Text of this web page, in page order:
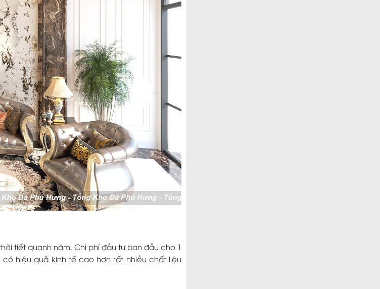
tiết quanh năm. Chi phí đầu tư ban đầu cho 1
hiệu quả kinh tế cao hơn rất nhiều chất liệu